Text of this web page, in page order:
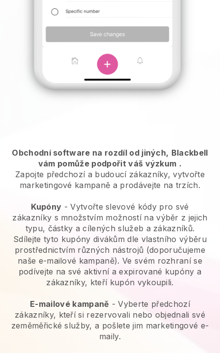
Obchodní software na rozdíl od jiných, Blackbell
vám pomůže podpořit váš výzkum .
Zapojte předchozí a budoucí zákazníky, vytvořte
marketingové kampaně a prodávejte na trzích.
Kupóny - Vytvořte slevové kódy pro své
zákazníky s množstvím možností na výběr z jejich
typu, částky a cílených služeb a zákazníků.
Sdílejte tyto kupóny divákům dle vlastního výběru
prostřednictvím různých nástrojů (doporučujeme
naše e-mailové kampaně). Ve svém rozhraní se
podívejte na své aktivní a expirované kupóny a
zákazníky, kteří kupón vykoupili.
E-mailové kampaně -Vyberte předchozí
zákazníky, kteří si rezervovali nebo objednali své
zeměměřické služby, a pošlete jim marketingové e-
maily.